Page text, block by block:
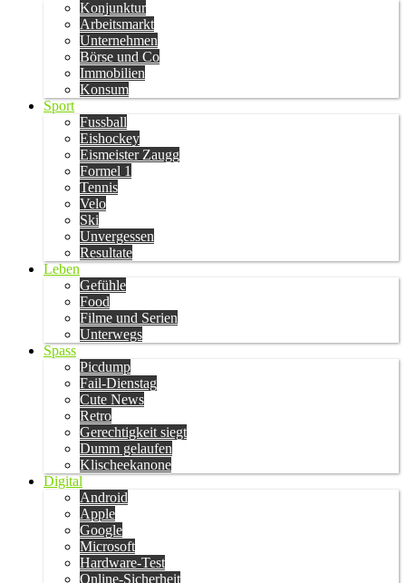
Konjunktur
Arbeitsmarkt
Unternehmen
Börse und Co
Immobilien
Konsum
Sport
Fussball
Eishockey
Eismeister Zaugg
Formel 1
Tennis
Velo
Ski
Unvergessen
Resultate
Leben
Gefühle
Food
Filme und Serien
Unterwegs
Spass
Picdump
Fail-Dienstag
Cute News
Retro
Gerechtigkeit siegt
Dumm gelaufen
Klischeekanone
Digital
Android
Apple
Google
Microsoft
Hardware-Test
Online-Sicherheit